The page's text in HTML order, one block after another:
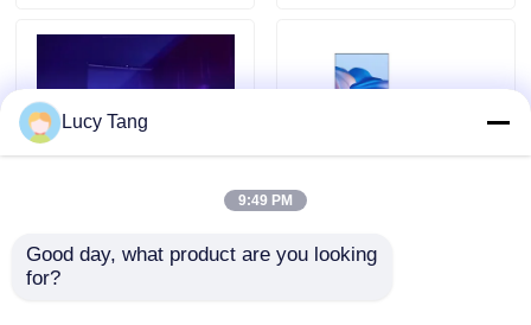
Contrôle de la qualité
Nous contacter
Écran LED volant avec
tapis magique de
P2.5 Affiche LED
Lucy Tang
9:49 PM
Good day, what product are you looking
for?